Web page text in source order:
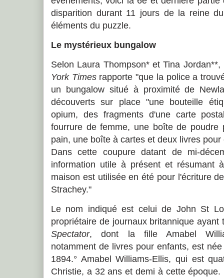
disparition durant 11 jours de la reine
éléments du puzzle.
Le mystérieux bungalow
Selon Laura Thompson* et Tina
York Timesrapporte "que la police a
un bungalow situé à proximité de
découverts sur place "une bouteille
opium, des fragments d'une carte
fourrure de femme, une boîte de
pain, une boîte à cartes et deux livres pour
Dans cette coupure datant de mi-
information utile à présent et résumant
maison est utilisée en été pour l'écriture
Strachey."
Le nom indiqué est celui de John St
propriétaire de journaux britannique
Spectator, dont la fille Amabel
notamment de livres pour enfants, est
1894.° Amabel Williams-Ellis, qui est
Christie, a 32 ans et demi à cette